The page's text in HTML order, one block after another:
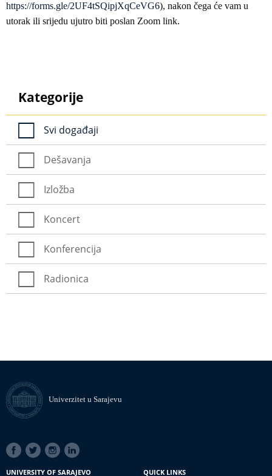
https://forms.gle/2UF4tSQipjXqCeVG6), nakon čega će vam u
utorak ili srijedu ujutro biti poslan Zoom link.
Kategorije
Svi događaji
Dešavanja
Izložba
Koncert
Konferencija
Radionica
Univerzitet u Sarajevu
SOCIAL
LINKS
UNIVERSITY OF SARAJEVO
QUICK LINKS